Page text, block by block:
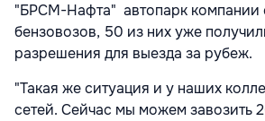
"БРСМ-Нафта" автопарк компании
бензовозов, 50 из них уже
разрешения для выезда за рубеж.
"Такая же ситуация и у наших
сетей. Сейчас мы можем завозить